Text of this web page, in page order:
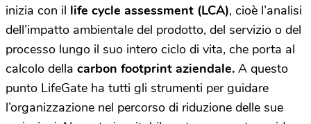
inizia con il life cycle assessment (LCA), cioè l’analisi
dell’impatto ambientale del prodotto, del servizio o del
processo lungo il suo intero ciclo di vita, che porta al
calcolo della carbon footprint aziendale. A questo
punto LifeGate ha tutti gli strumenti per guidare
l’organizzazione nel percorso di riduzione delle sue